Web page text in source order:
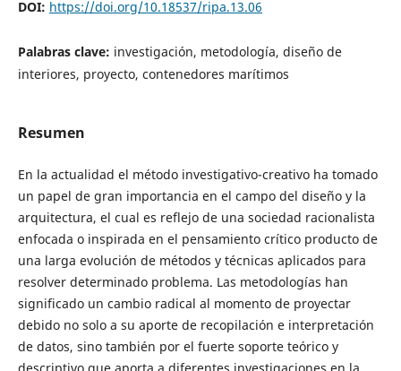
DOI: https://doi.org/10.18537/ripa.13.06
Palabras clave: investigación, metodología, diseño de
interiores, proyecto, contenedores marítimos
Resumen
En la actualidad el método investigativo-creativo ha tomado
un papel de gran importancia en el campo del diseño y la
arquitectura, el cual es reflejo de una sociedad racionalista
enfocada o inspirada en el pensamiento crítico producto de
una larga evolución de métodos y técnicas aplicados para
resolver determinado problema. Las metodologías han
significado un cambio radical al momento de proyectar
debido no solo a su aporte de recopilación e interpretación
de datos, sino también por el fuerte soporte teórico y